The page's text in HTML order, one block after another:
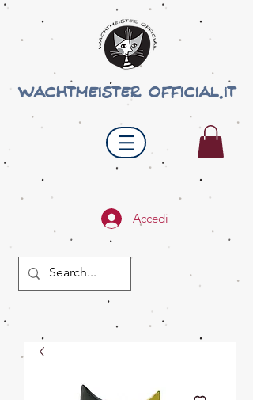
wachtmeister official.it
Accedi